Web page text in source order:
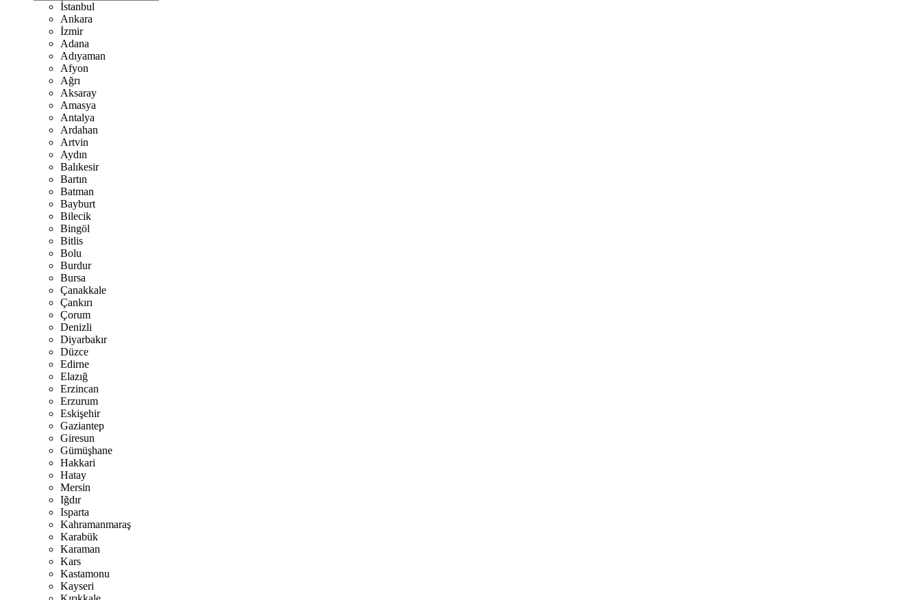
İstanbul
Ankara
İzmir
Adana
Adıyaman
Afyon
Ağrı
Aksaray
Amasya
Antalya
Ardahan
Artvin
Aydın
Balıkesir
Bartın
Batman
Bayburt
Bilecik
Bingöl
Bitlis
Bolu
Burdur
Bursa
Çanakkale
Çankırı
Çorum
Denizli
Diyarbakır
Düzce
Edirne
Elazığ
Erzincan
Erzurum
Eskişehir
Gaziantep
Giresun
Gümüşhane
Hakkari
Hatay
Mersin
Iğdır
Isparta
Kahramanmaraş
Karabük
Karaman
Kars
Kastamonu
Kayseri